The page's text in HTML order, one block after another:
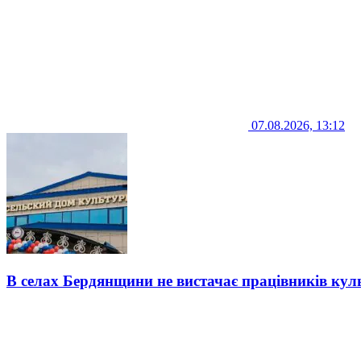
07.08.2026, 13:12
В селах Бердянщини не вистачає працівників